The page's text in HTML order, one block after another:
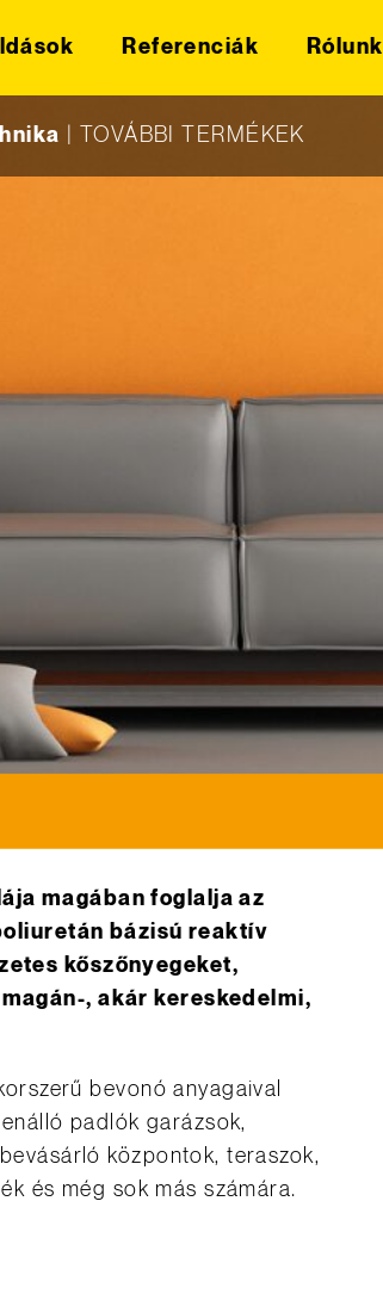
Referenciák Rólunk
TOVÁBBI TERMÉKEK
magában foglalja az
bázisú reaktív
kőszőnyegeket,
, akár kereskedelmi,
bevonó anyagaival
padlók garázsok,
központok, teraszok,
és még sok más számára.